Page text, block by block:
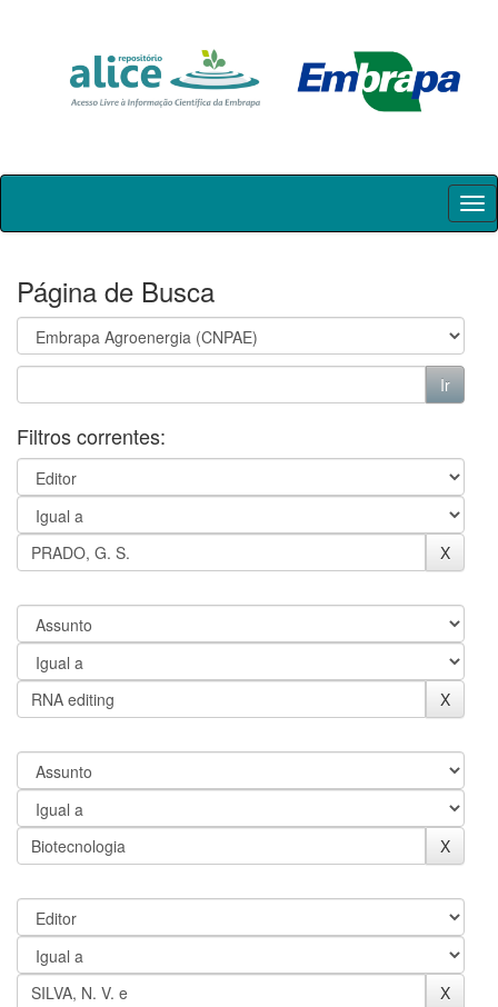
Skip
Página de Busca
Filtros correntes: